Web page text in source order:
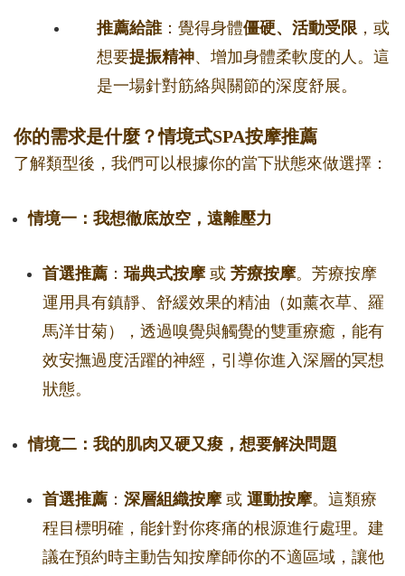
推薦給誰：覺得身體僵硬、活動受限 ，或
想要提振精神、增加身體柔軟度的人。這
是一場針對筋絡與關節的深度舒展。
你的需求是什麼？情境式SPA按摩推薦
了解類型後，我們可以根據你的當下狀態來做選擇：
情境一：我想徹底放空，遠離壓力
首選推薦 ： 瑞典式按摩或 芳療按摩。芳療按摩
運用具有鎮靜、舒緩效果的精油（如薰衣草、羅
馬洋甘菊），透過嗅覺與觸覺的雙重療癒，能有
效安撫過度活躍的神經，引導你進入深層的冥想
狀態。
情境二：我的肌肉又硬又痠，想要解決問題
首選推薦 ： 深層組織按摩或 運動按摩。這類療
程目標明確，能針對你疼痛的根源進行處理。建
議在預約時主動告知按摩師你的不適區域，讓他